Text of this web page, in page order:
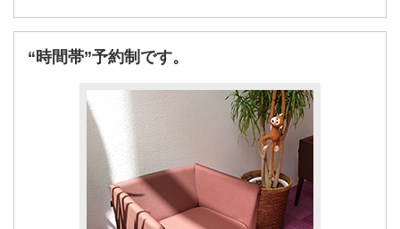
“時間帯”予約制です。